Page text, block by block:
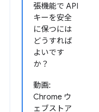
張機能で API
キーを安全
に保つには
どうすれば
よいです
か？
動画:
Chrome ウ
ェブストア